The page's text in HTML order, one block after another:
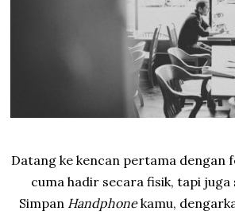
2
2
Datang ke kencan pertama dengan
cuma hadir secara fisik, tapi juga
Simpan Handphonekamu,